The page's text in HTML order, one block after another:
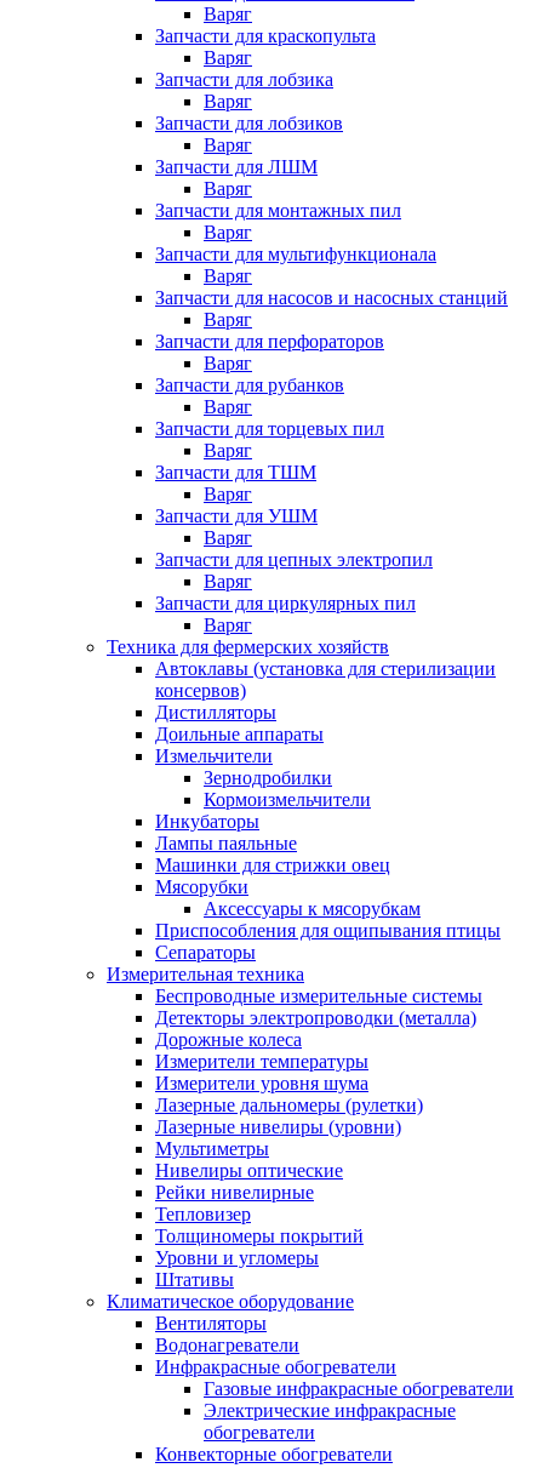
Варяг
Запчасти для краскопульта
Варяг
Запчасти для лобзика
Варяг
Запчасти для лобзиков
Варяг
Запчасти для ЛШМ
Варяг
Запчасти для монтажных пил
Варяг
Запчасти для мультифункционала
Варяг
Запчасти для насосов и насосных станций
Варяг
Запчасти для перфораторов
Варяг
Запчасти для рубанков
Варяг
Запчасти для торцевых пил
Варяг
Запчасти для ТШМ
Варяг
Запчасти для УШМ
Варяг
Запчасти для цепных электропил
Варяг
Запчасти для циркулярных пил
Варяг
Техника для фермерских хозяйств
Автоклавы (установка для стерилизации
консервов)
Дистилляторы
Доильные аппараты
Измельчители
Зернодробилки
Кормоизмельчители
Инкубаторы
Лампы паяльные
Машинки для стрижки овец
Мясорубки
Аксессуары к мясорубкам
Приспособления для ощипывания птицы
Сепараторы
Измерительная техника
Беспроводные измерительные системы
Детекторы электропроводки (металла)
Дорожные колеса
Измерители температуры
Измерители уровня шума
Лазерные дальномеры (рулетки)
Лазерные нивелиры (уровни)
Мультиметры
Нивелиры оптические
Рейки нивелирные
Тепловизер
Толщиномеры покрытий
Уровни и угломеры
Штативы
Климатическое оборудование
Вентиляторы
Водонагреватели
Инфракрасные обогреватели
Газовые инфракрасные обогреватели
Электрические инфракрасные
обогреватели
Конвекторные обогреватели